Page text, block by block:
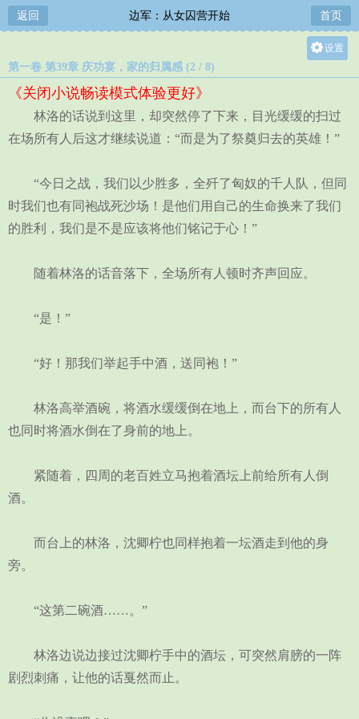
返回 边军：从女囚营开始 首页
设置
中
小
第一卷 第39章 庆功宴，家的归属感 (2 / 8)
《关闭小说畅读模式体验更好》
林洛的话说到这里，却突然停了下来，目光缓缓的扫过
在场所有人后这才继续说道：“而是为了祭奠归去的英雄！”
“今日之战，我们以少胜多，全歼了匈奴的千人队，但同
时我们也有同袍战死沙场！是他们用自己的生命换来了我们
的胜利，我们是不是应该将他们铭记于心！”
随着林洛的话音落下，全场所有人顿时齐声回应。
“是！”
“好！那我们举起手中酒，送同袍！”
林洛高举酒碗，将酒水缓缓倒在地上，而台下的所有人
也同时将酒水倒在了身前的地上。
紧随着，四周的老百姓立马抱着酒坛上前给所有人倒
酒。
而台上的林洛，沈卿柠也同样抱着一坛酒走到他的身
旁。
“这第二碗酒……。”
林洛边说边接过沈卿柠手中的酒坛，可突然肩膀的一阵
剧烈刺痛，让他的话戛然而止。